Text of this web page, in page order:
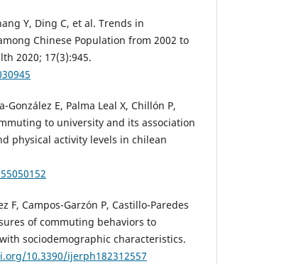
Y, Ding C, et al. Trends in
Chinese Population from 2002 to
2020; 17(3):945.
González E, Palma Leal X, Chillón P,
to university and its association
physical activity levels in chilean
F, Campos-Garzón P, Castillo-Paredes
of commuting behaviors to
sociodemographic characteristics.
10.3390/ijerph182312557